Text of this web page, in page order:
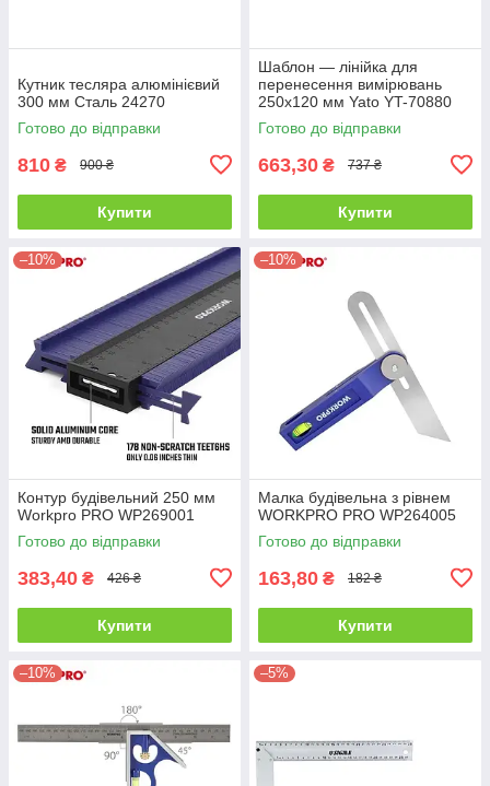
Кутник тесляра алюмінієвий
300 мм Сталь 24270
Готово до відправки
810 ₴ 900 ₴
Купити
Шаблон — лінійка для
перенесення вимірювань
250х120 мм Yato YT-70880
Готово до відправки
663,30 ₴ 737 ₴
Купити
–10%
Контур будівельний 250 мм
Workpro PRO WP269001
Готово до відправки
383,40 ₴ 426 ₴
Купити
–10%
Малка будівельна з рівнем
WORKPRO PRO WP264005
Готово до відправки
163,80 ₴ 182 ₴
Купити
–10% –5%